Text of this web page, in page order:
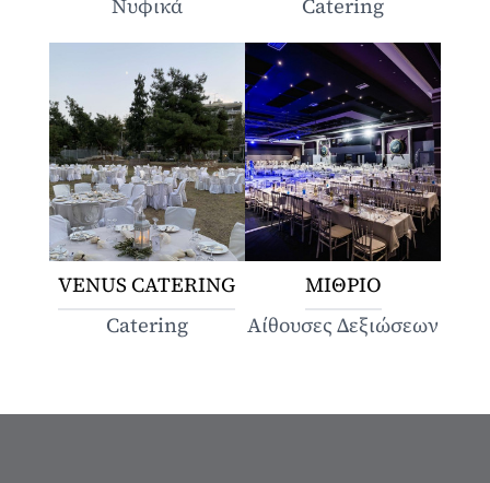
Νυφικά
Catering
VENUS CATERING
Catering
ΜΙΘΡΙΟ
Αίθουσες Δεξιώσεων